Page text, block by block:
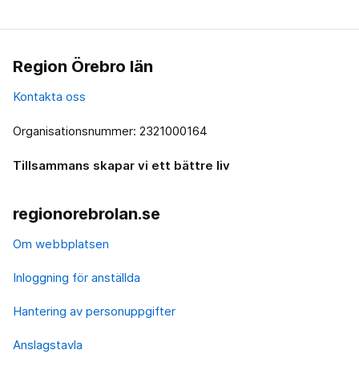
Region Örebro län
Kontakta oss
Organisationsnummer: 2321000164
Tillsammans skapar vi ett bättre liv
regionorebrolan.se
Om webbplatsen
Inloggning för anställda
Hantering av personuppgifter
Anslagstavla